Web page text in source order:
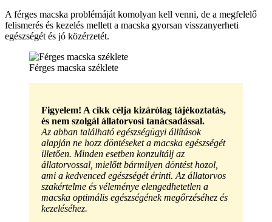
A férges macska problémáját komolyan kell venni, de a megfelelő
felismerés és kezelés mellett a macska gyorsan visszanyerheti
egészségét és jó közérzetét.
Férges macska széklete
Figyelem! A cikk célja kizárólag tájékoztatás,
és nem szolgál állatorvosi tanácsadással.
Az abban található egészségügyi állítások
alapján ne hozz döntéseket a macska egészségét
illetően. Minden esetben konzultálj az
állatorvossal, mielőtt bármilyen döntést hozol,
ami a kedvenced egészségét érinti. Az állatorvos
szakértelme és véleménye elengedhetetlen a
macska optimális egészségének megőrzéséhez és
kezeléséhez.